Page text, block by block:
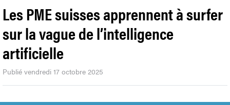
Les PME suisses apprennent à surfer
sur la vague de l’intelligence
artificielle
Publié vendredi 17 octobre 2025